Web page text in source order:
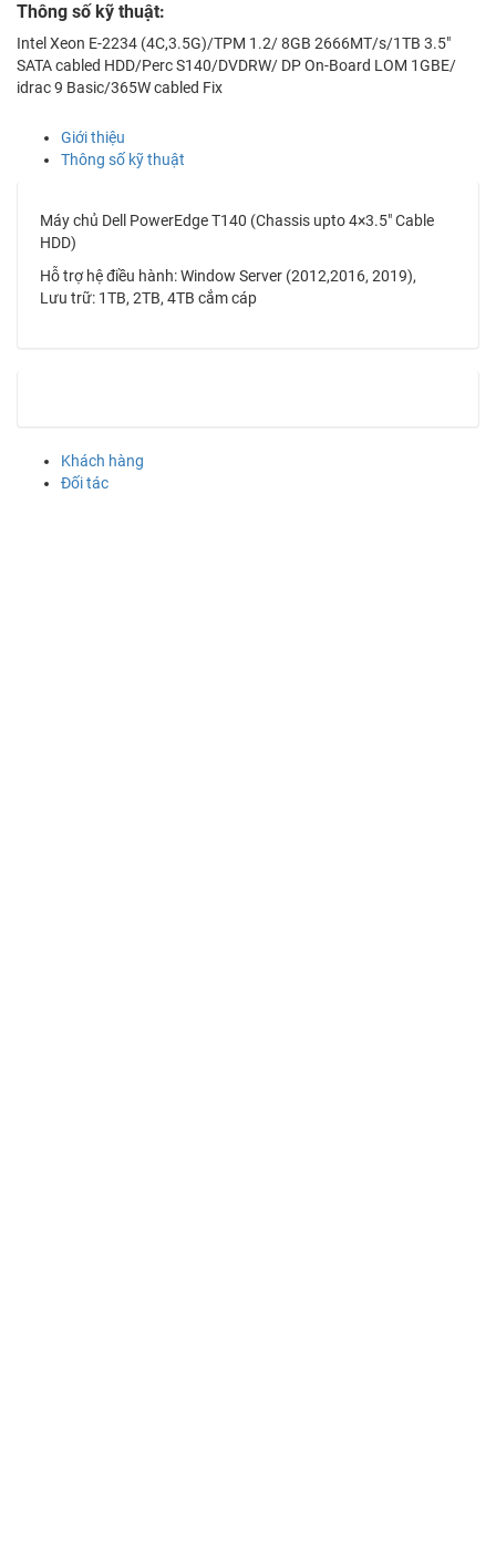
T140
(Chassis
upto
4x3.5"
Thông số kỹ thuật:
Intel Xeon E-2234 (4C,3.5G)/TPM 1.2/ 8GB 2666MT/s/1TB 3.5″
SATA cabled HDD/Perc S140/DVDRW/ DP On-Board LOM 1GBE/
idrac 9 Basic/365W cabled Fix
Giới thiệu
Thông số kỹ thuật
Máy chủ Dell PowerEdge T140 (Chassis upto 4×3.5″ Cable
HDD)
Hỗ trợ hệ điều hành: Window Server (2012,2016, 2019),
Lưu trữ: 1TB, 2TB, 4TB cắm cáp
Khách hàng
Đối tác